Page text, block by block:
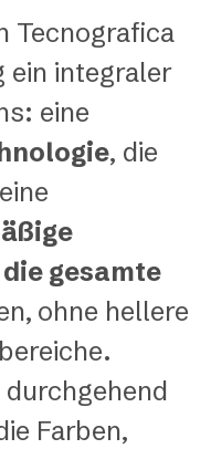
Tecnografica
ein integraler
eine
, die
gesamte
ohne hellere
Farben,